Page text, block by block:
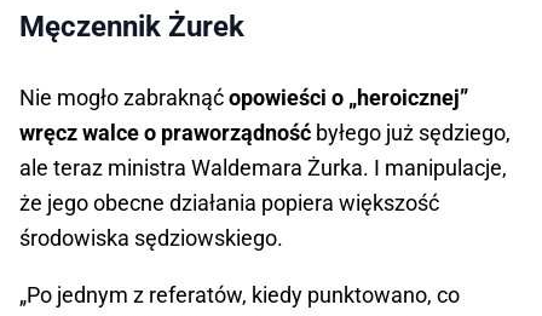
Męczennik Żurek
Nie mogło zabraknąćopowieści o „heroicznej”
wręcz walce o praworządność byłego już sędziego,
ale teraz ministra Waldemara Żurka. I manipulacje,
że jego obecne działania popiera większość
środowiska sędziowskiego.
„Po jednym z referatów, kiedy punktowano, co